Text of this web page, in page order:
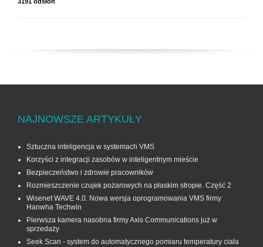
3191 odsłon
NAJNOWSZE ARTYKUŁY
Sztuczna inteligencja w systemach VMS
Korzyści z integracji zasobów w inteligentnym mieście
Bezpieczeństwo i zdrowie pracowników
Rozmieszczenie czujek pożarowych na płaskim stropie. Część 2
Wisenet WAVE 4.0. Nowa wersja oprogramowania VMS firmy
Hanwha Techwin
Pierwsza kamera nasobna firmy Axis Communications już w
sprzedaży
Seek Scan - system do automatycznego pomiaru temperatury ciała